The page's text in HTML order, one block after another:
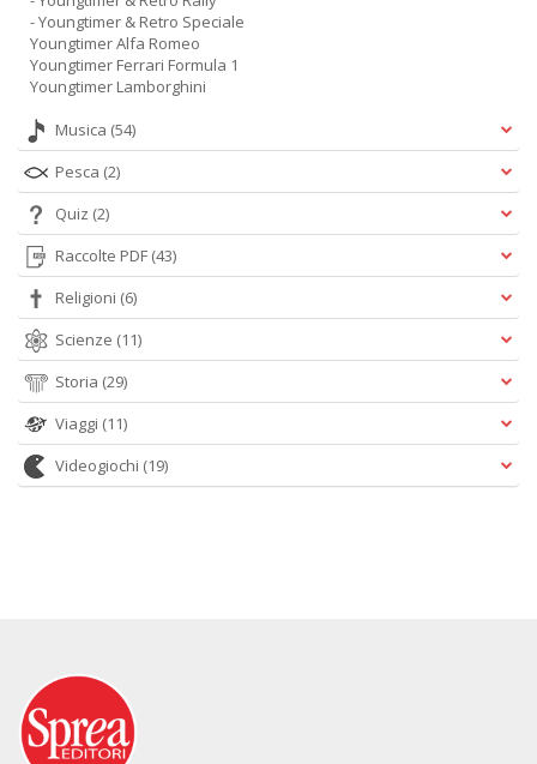
- Youngtimer & Retro Speciale
Youngtimer Alfa Romeo
Youngtimer Ferrari Formula 1
Youngtimer Lamborghini
Musica (54)
Pesca (2)
Quiz (2)
Raccolte PDF (43)
Religioni (6)
Scienze (11)
Storia (29)
Viaggi (11)
Videogiochi (19)